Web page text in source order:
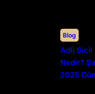
Blog
Adli Sicil
Nedir?
2025